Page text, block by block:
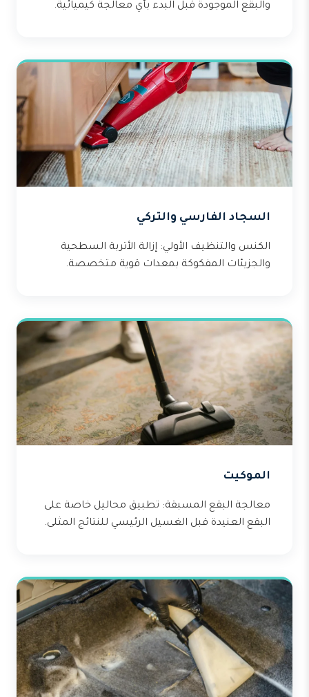
والبقع الموجودة قبل البدء بأي معالجة كيميائية.
السجاد الفارسي والتركي
الكنس والتنظيف الأولي: إزالة الأتربة السطحية
والجزيئات المفكوكة بمعدات قوية متخصصة.
الموكيت
معالجة البقع المسبقة: تطبيق محاليل خاصة على
البقع العنيدة قبل الغسيل الرئيسي للنتائج المثلى.